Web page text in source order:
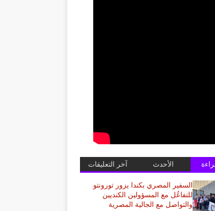
الأحدث آخر التعليقات
السفير المصري بكندا يزور تورونتو
للتفاعُل مع المسؤولين الكنديين
والتواصل مع الجالية المصرية